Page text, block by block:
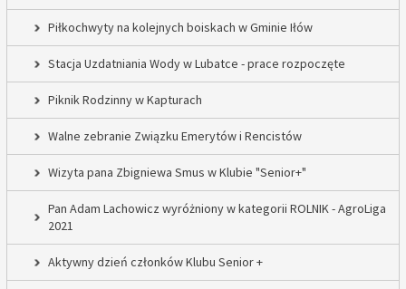
Piłkochwyty na kolejnych boiskach w Gminie Iłów
Stacja Uzdatniania Wody w Lubatce - prace rozpoczęte
Piknik Rodzinny w Kapturach
Walne zebranie Związku Emerytów i Rencistów
Wizyta pana Zbigniewa Smus w Klubie "Senior+"
Pan Adam Lachowicz wyróżniony w kategorii ROLNIK - AgroLiga
2021
Aktywny dzień członków Klubu Senior +